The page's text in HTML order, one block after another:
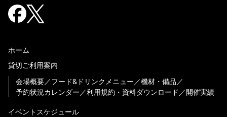
ホーム
貸切ご利用案内
会場概要
フード&ドリンクメニュー
機材・備品
予約状況カレンダー
利用規約・資料ダウンロード 開催実績
イベントスケジュール